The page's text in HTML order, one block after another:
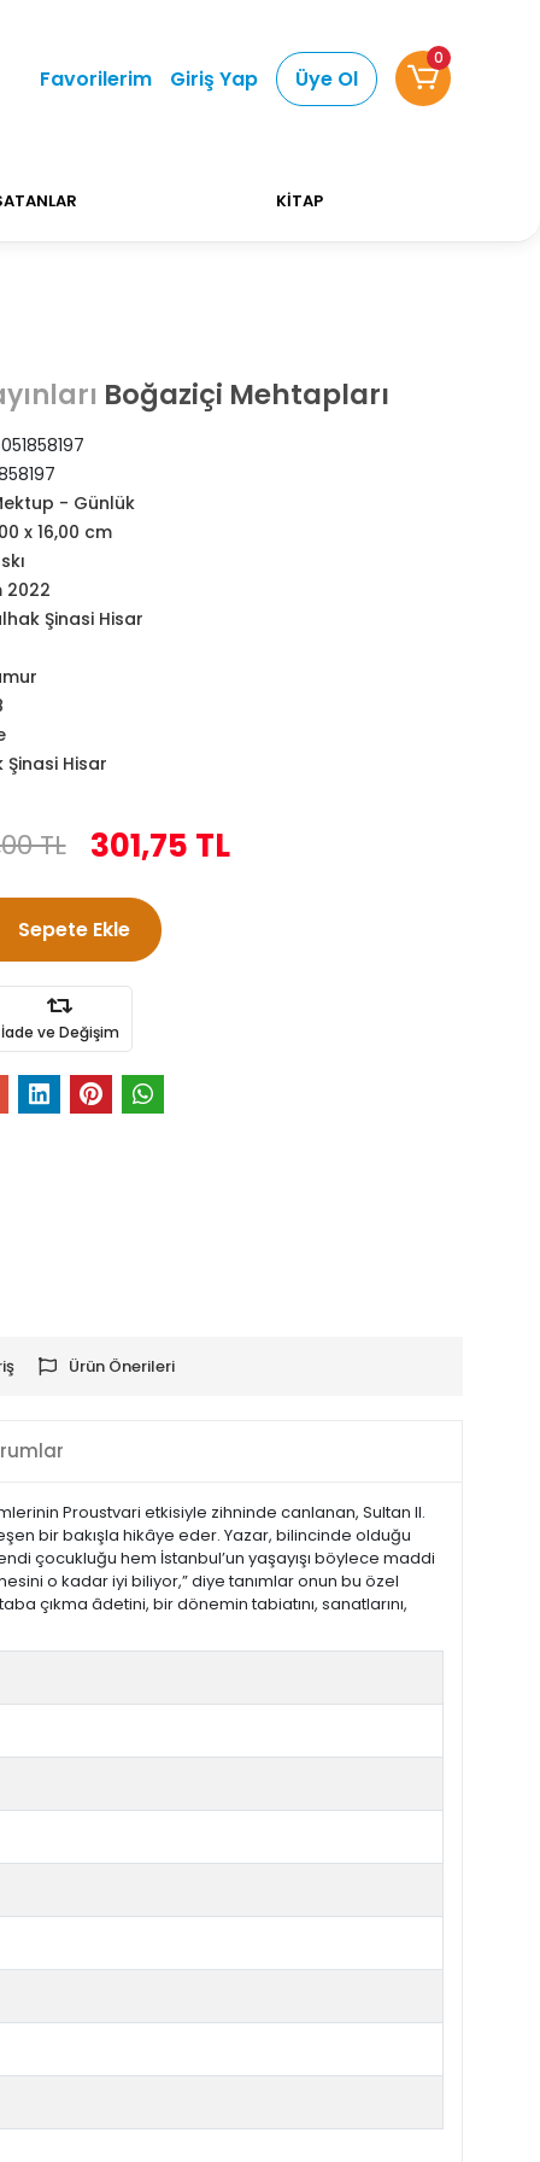
Kargo Ücretsiz! Bizi tercih
Favorilerim Giriş Yap Üye Ol
0
KİTAP
Boğaziçi Mehtapları
- Günlük
x 16,00 cm
2022
Şinasi Hisar
Hisar
TL 301,75 TL
Sepete Ekle
İade ve Değişim
Ürün Önerileri
Proustvari etkisiyle zihninde canlanan, Sultan II.
bir bakışla hikâye eder. Yazar, bilincinde olduğu
çocukluğu hem İstanbul’un yaşayışı böylece maddi
o kadar iyi biliyor,” diye tanımlar onun bu özel
çıkma âdetini, bir dönemin tabiatını, sanatlarını,